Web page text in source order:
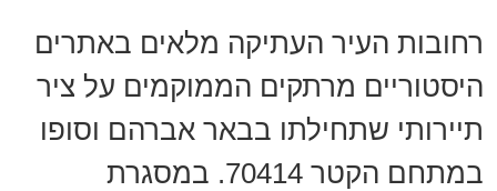
רחובות העיר העתיקה מלאים באתרים
היסטוריים מרתקים הממוקמים על ציר
תיירותי שתחילתו בבאר אברהם וסופו
במתחם הקטר 70414. במסגרת